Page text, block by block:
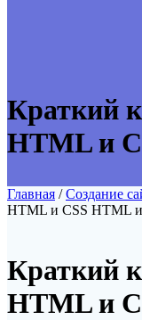
Краткий
HTML и
Главная /Создание
HTML и CSS HTML
Краткий
HTML и